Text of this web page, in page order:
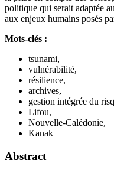
politique qui serait adaptée
aux enjeux humains posés
Mots-clés :
tsunami,
vulnérabilité,
résilience,
archives,
gestion intégrée du
Lifou,
Nouvelle-Calédonie,
Kanak
Abstract